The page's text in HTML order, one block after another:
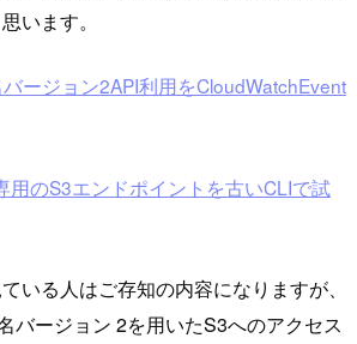
います。
ージョン2API利用をCloudWatchEvent
用のS3エンドポイントを古いCLIで試
いる人はご存知の内容になりますが、
バージョン 2を用いたS3へのアクセス